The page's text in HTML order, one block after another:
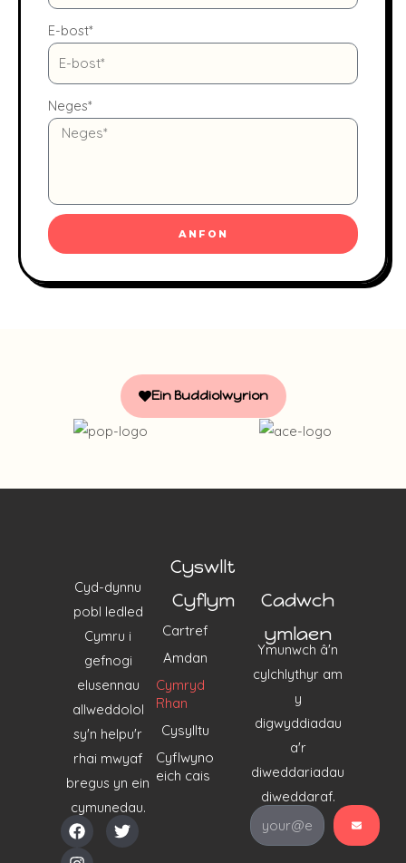
E-bost*
Neges*
ANFON
Ein Buddiolwyrion
Cyd-dynnu
pobl ledled
Cymru i
gefnogi
elusennau
allweddolol
sy'n helpu'r
rhai mwyaf
bregus yn ein
cymunedau.
Cyswllt
Cyflym
Cartref
Amdan
Cymryd
Rhan
Cysylltu
Cyflwyno
eich cais
Cadwch
ymlaen
Ymunwch â'n
cylchlythyr am
y
digwyddiadau
a'r
diweddariadau
diweddaraf.